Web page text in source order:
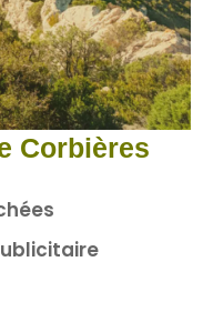
Corbières